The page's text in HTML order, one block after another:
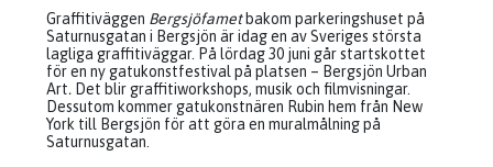
Graffitiväggen Bergsjöfametbakom parkeringshuset på
Saturnusgatan i Bergsjön är idag en av Sveriges största
lagliga graffitiväggar. På lördag 30 juni går startskottet
för en ny gatukonstfestival på platsen – Bergsjön Urban
Art. Det blir graffitiworkshops, musik och filmvisningar.
Dessutom kommer gatukonstnären Rubin hem från New
York till Bergsjön för att göra en muralmålning på
Saturnusgatan.